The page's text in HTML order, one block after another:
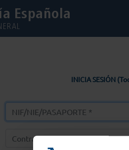
Española
INICIA SESIÓN